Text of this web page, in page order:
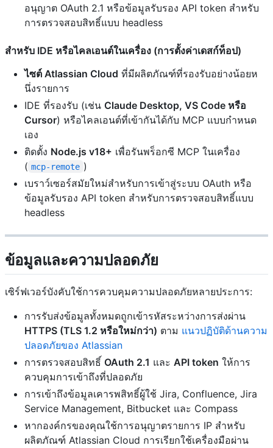
อนุญาต OAuth 2.1 หรือข้อมูลรับรอง API token สำหรับ
การตรวจสอบสิทธิ์แบบ headless
สำหรับ IDE หรือไคลเอนต์ในเครื่อง (การตั้งค่าเดสก์ท็อป)
ไซต์ Atlassian Cloud ที่มีผลิตภัณฑ์ที่รองรับอย่างน้อยห
นึ่งรายการ
IDE ที่รองรับ (เช่น Claude Desktop, VS Code หรือ
Cursor) หรือไคลเอนต์ที่เข้ากันได้กับ MCP แบบกำหนด
เอง
ติดตั้ง Node.js v18+ เพื่อรันพร็อกซี MCP ในเครื่อง
( mcp-remote )
เบราว์เซอร์สมัยใหม่สำหรับการเข้าสู่ระบบ OAuth หรือ
ข้อมูลรับรอง API token สำหรับการตรวจสอบสิทธิ์แบบ
headless
ข้อมูลและความปลอดภัย
เซิร์ฟเวอร์บังคับใช้การควบคุมความปลอดภัยหลายประการ:
การรับส่งข้อมูลทั้งหมดถูกเข้ารหัสระหว่างการส่งผ่าน
HTTPS (TLS 1.2 หรือใหม่กว่า) ตาม แนวปฏิบัติด้านความ
ปลอดภัยของ Atlassian
การตรวจสอบสิทธิ์ OAuth 2.1 และ API token ให้การ
ควบคุมการเข้าถึงที่ปลอดภัย
การเข้าถึงข้อมูลเคารพสิทธิ์ผู้ใช้ Jira, Confluence, Jira
Service Management, Bitbucket และ Compass
หากองค์กรของคุณใช้การอนุญาตรายการ IP สำหรับ
ผลิตภัณฑ์ Atlassian Cloud การเรียกใช้เครื่องมือผ่าน